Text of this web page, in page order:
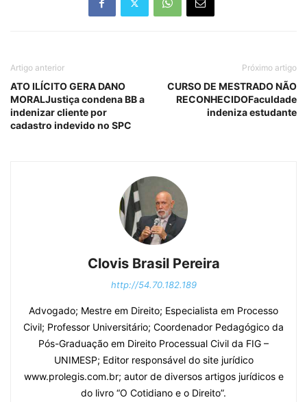
Artigo anterior
ATO ILÍCITO GERA DANO
MORALJustiça condena BB a
indenizar cliente por
cadastro indevido no SPC
Próximo artigo
CURSO DE MESTRADO NÃO
RECONHECIDOFaculdade
indeniza estudante
Clovis Brasil Pereira
http://54.70.182.189
Advogado; Mestre em Direito; Especialista em Processo
Civil; Professor Universitário; Coordenador Pedagógico da
Pós-Graduação em Direito Processual Civil da FIG –
UNIMESP; Editor responsável do site jurídico
www.prolegis.com.br; autor de diversos artigos jurídicos e
do livro “O Cotidiano e o Direito”.